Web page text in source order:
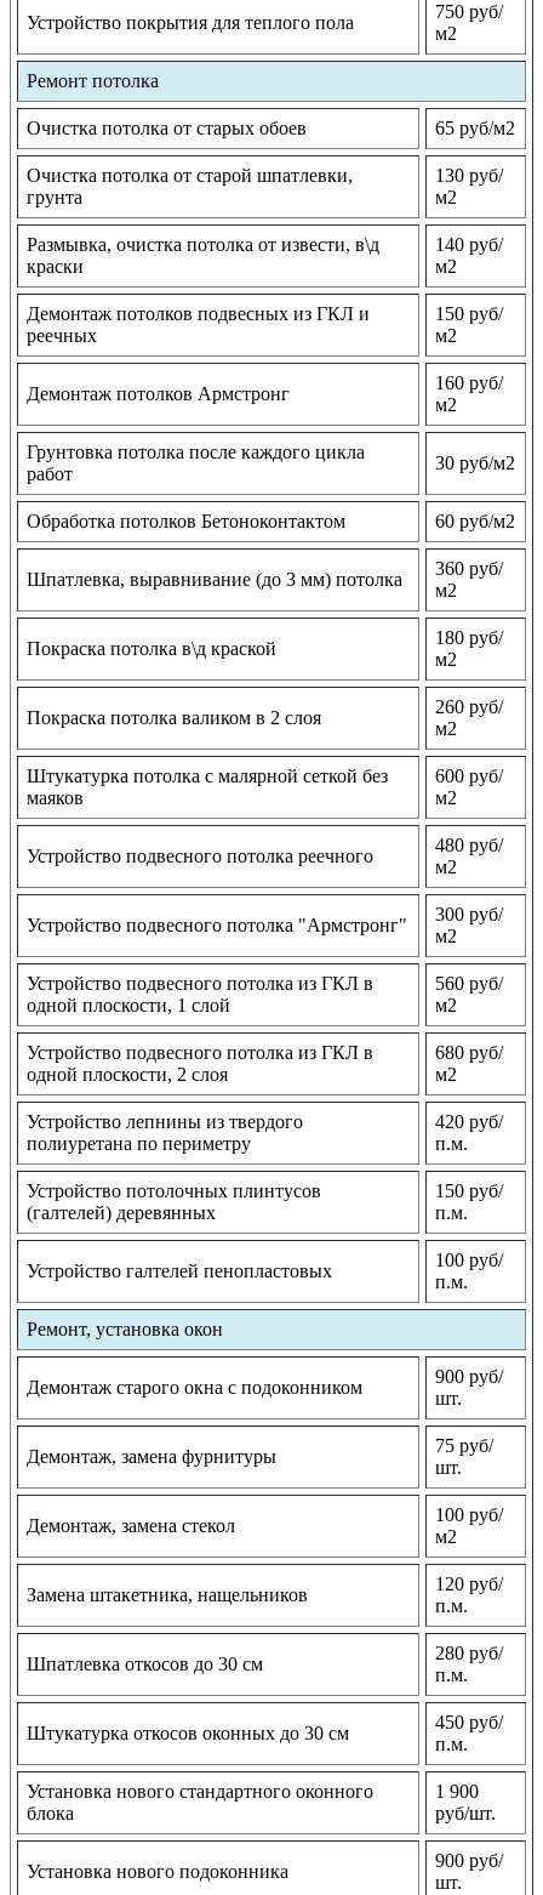
Устройство покрытия для теплого пола
750 руб/
м2
Ремонт потолка
Очистка потолка от старых обоев 65 руб/м2
Очистка потолка от старой шпатлевки,
грунта
130 руб/
м2
Размывка, очистка потолка от извести, в\д
краски
140 руб/
м2
Демонтаж потолков подвесных из ГКЛ и
реечных
150 руб/
м2
Демонтаж потолков Армстронг
160 руб/
м2
Грунтовка потолка после каждого цикла
работ
30 руб/м2
Обработка потолков Бетоноконтактом 60 руб/м2
Шпатлевка, выравнивание (до 3 мм) потолка
360 руб/
м2
Покраска потолка в\д краской
180 руб/
м2
Покраска потолка валиком в 2 слоя
260 руб/
м2
Штукатурка потолка с малярной сеткой без
маяков
600 руб/
м2
Устройство подвесного потолка реечного
480 руб/
м2
Устройство подвесного потолка "Армстронг"
300 руб/
м2
Устройство подвесного потолка из ГКЛ в
одной плоскости, 1 слой
560 руб/
м2
Устройство подвесного потолка из ГКЛ в
одной плоскости, 2 слоя
680 руб/
м2
Устройство лепнины из твердого
полиуретана по периметру
420 руб/
п.м.
Устройство потолочных плинтусов
(галтелей) деревянных
150 руб/
п.м.
Устройство галтелей пенопластовых
100 руб/
п.м.
Ремонт, установка окон
Демонтаж старого окна с подоконником
900 руб/
шт.
Демонтаж, замена фурнитуры
75 руб/
шт.
Демонтаж, замена стекол
100 руб/
м2
Замена штакетника, нащельников
120 руб/
п.м.
Шпатлевка откосов до 30 см
280 руб/
п.м.
Штукатурка откосов оконных до 30 см
450 руб/
п.м.
Установка нового стандартного оконного
блока
1 900
руб/шт.
Установка нового подоконника
900 руб/
шт.